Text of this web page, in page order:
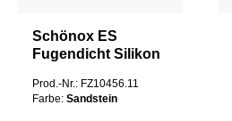
Schönox ES
Fugendicht Silikon
Keramik
Prod.-Nr.: FZ10456.11
Farbe: Sandstein